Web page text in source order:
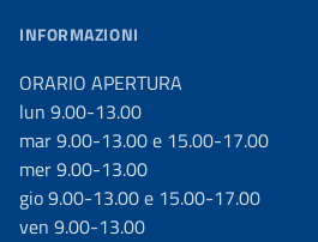
INFORMAZIONI
ORARIO APERTURA
lun 9.00-13.00
mar 9.00-13.00 e 15.00-17.00
mer 9.00-13.00
gio 9.00-13.00 e 15.00-17.00
ven 9.00-13.00